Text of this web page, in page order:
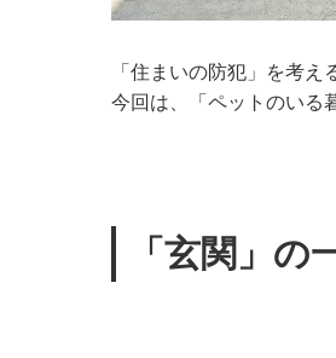
「住まいの防犯」を考
今回は、「ペットのいる
「玄関」の